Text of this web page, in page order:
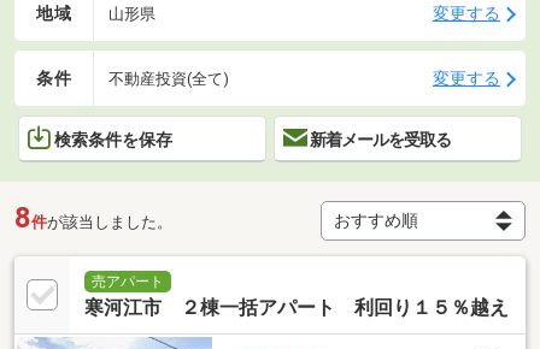
地域 山形県 変更する
条件 不動産投資(全て) 変更する
検索条件を保存 新着メールを受取る
8件が該当しました。
売アパート
寒河江市 ２棟一括アパート 利回り１５％越え